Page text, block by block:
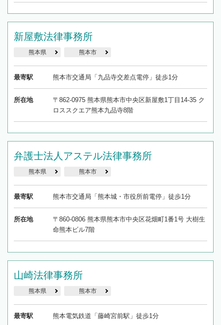
新屋敷法律事務所
熊本県 熊本市
最寄駅 熊本市交通局「九品寺交差点電停」徒歩1分
所在地
〒862-0975 熊本県熊本市中央区新屋敷1丁目14-35 ク
ロススクエア熊本九品寺8階
弁護士法人アステル法律事務所
熊本県 熊本市
最寄駅 熊本市交通局「熊本城・市役所前電停」徒歩1分
所在地
〒860-0806 熊本県熊本市中央区花畑町1番1号 大樹生
命熊本ビル7階
山崎法律事務所
熊本県 熊本市
最寄駅 熊本電気鉄道「藤崎宮前駅」徒歩1分